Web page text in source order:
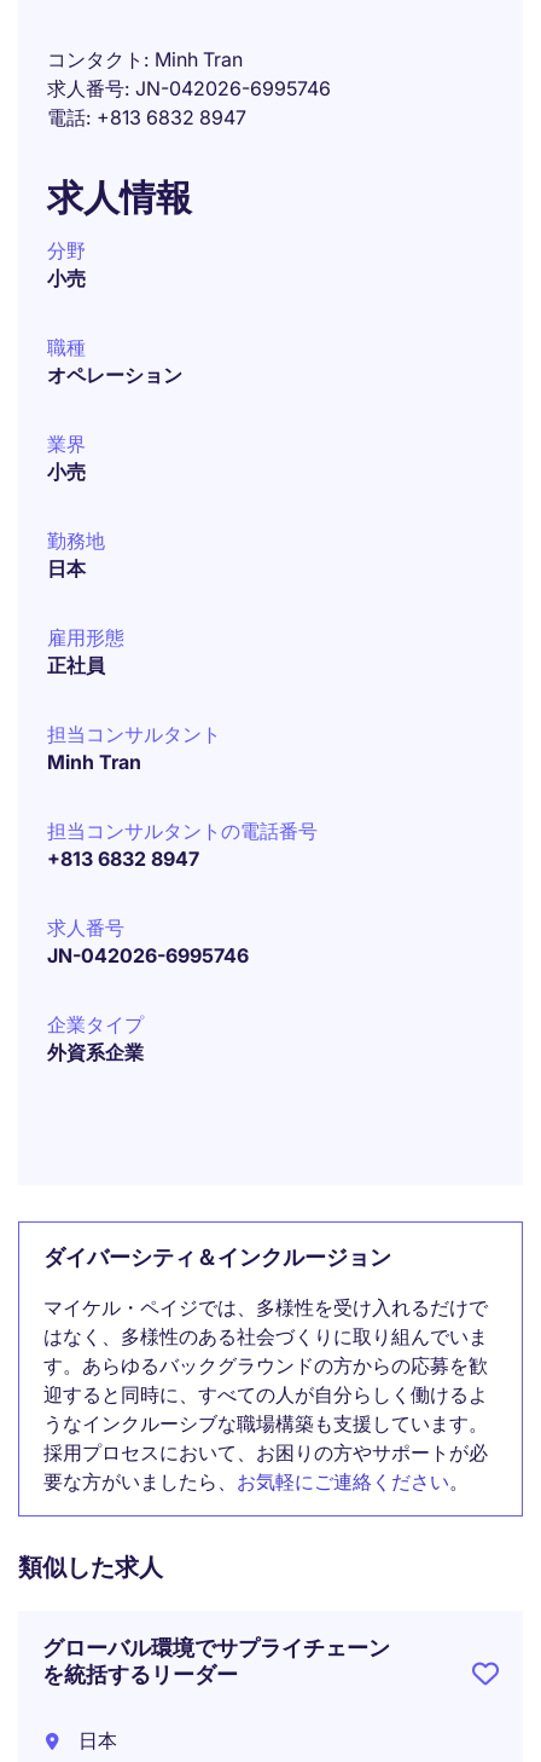
コンタクト
Minh Tran
求人番号 JN-042026-6995746
電話 +813 6832 8947
求人情報
分野
小売
職種
オペレーション
業界
小売
勤務地
日本
雇用形態
正社員
担当コンサルタント
Minh Tran
担当コンサルタントの電話番号
+813 6832 8947
求人番号
JN-042026-6995746
企業タイプ
外資系企業
ダイバーシティ＆インクルージョン
マイケル・ペイジでは、多様性を受け入れるだけで
はなく、多様性のある社会づくりに取り組んでいま
す。あらゆるバックグラウンドの方からの応募を歓
迎すると同時に、すべての人が自分らしく働けるよ
うなインクルーシブな職場構築も支援しています。
採用プロセスにおいて、お困りの方やサポートが必
要な方がいましたら、 お気軽にご連絡ください。
類似した求人
グローバル環境でサプライチェーン
を統括するリーダー
日本